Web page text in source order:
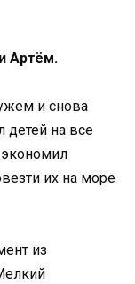
Артём.
и снова
детей на все
их на море
из